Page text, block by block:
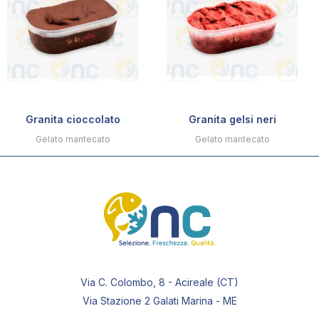
Granita cioccolato
Gelato mantecato
Granita gelsi neri
Gelato mantecato
Via C. Colombo, 8 - Acireale (CT)
Via Stazione 2 Galati Marina - ME